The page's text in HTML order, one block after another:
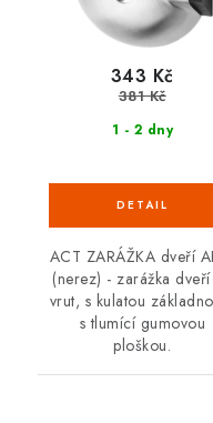
1 - 2 dny
343 Kč
381 Kč
ACT ZARÁŽKA dveří
(nerez) - zarážka dveří
vrut, s kulatou
s tlumící gumovou
ploškou.